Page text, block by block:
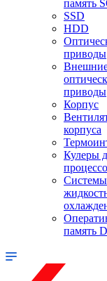
память
SSD
HDD
приводы
приводы
Корпус
корпуса
Кулеры
Системы
память